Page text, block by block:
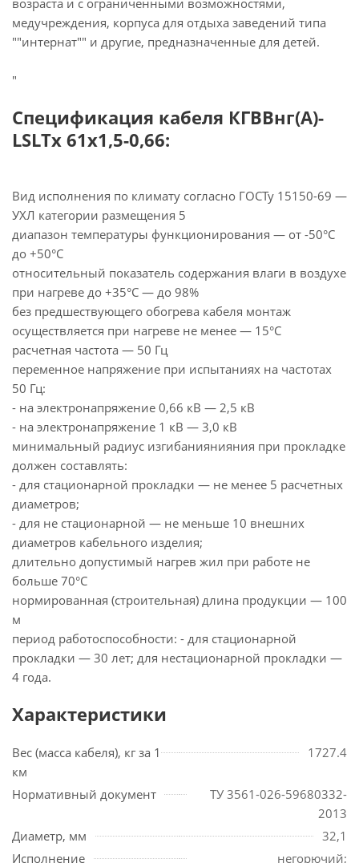
возраста и с ограниченными возможностями,
медучреждения, корпуса для отдыха заведений типа
""интернат"" и другие, предназначенные для детей.
"
Спецификация кабеля КГВВнг(А)-
LSLTx 61х1,5-0,66:
Вид исполнения по климату согласно ГОСТу 15150-69 —
УХЛ категории размещения 5
диапазон температуры функционирования — от -50°С
до +50°С
относительный показатель содержания влаги в воздухе
при нагреве до +35°С — до 98%
без предшествующего обогрева кабеля монтаж
осуществляется при нагреве не менее — 15°С
расчетная частота — 50 Гц
переменное напряжение при испытаниях на частотах
50 Гц:
- на электронапряжение 0,66 кВ — 2,5 кВ
- на электронапряжение 1 кВ — 3,0 кВ
минимальный радиус изгибаниянияния при прокладке
должен составлять:
- для стационарной прокладки — не менее 5 расчетных
диаметров;
- для не стационарной — не меньше 10 внешних
диаметров кабельного изделия;
длительно допустимый нагрев жил при работе не
больше 70°С
нормированная (строительная) длина продукции — 100
м
период работоспособности: - для стационарной
прокладки — 30 лет; для нестационарной прокладки —
4 года.
Характеристики
Вес (масса кабеля), кг за 1
км
1727.4
Нормативный документ
ТУ 3561-026-59680332-
2013
Диаметр, мм
32,1
Исполнение
негорючий;